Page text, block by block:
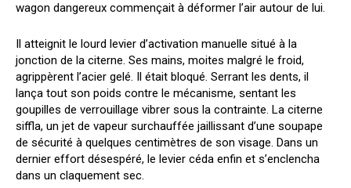
wagon dangereux commençait à déformer l’air autour de lui.
Il atteignit le lourd levier d’activation manuelle situé à la
jonction de la citerne. Ses mains, moites malgré le froid,
agrippèrent l’acier gelé. Il était bloqué. Serrant les dents, il
lança tout son poids contre le mécanisme, sentant les
goupilles de verrouillage vibrer sous la contrainte. La citerne
siffla, un jet de vapeur surchauffée jaillissant d’une soupape
de sécurité à quelques centimètres de son visage. Dans un
dernier effort désespéré, le levier céda enfin et s’enclencha
dans un claquement sec.